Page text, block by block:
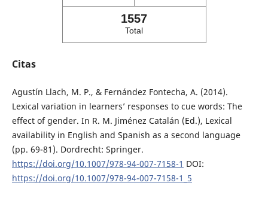
1557
Total
Citas
Agustín Llach, M. P., & Fernández Fontecha, A. (2014).
Lexical variation in learners’ responses to cue words: The
effect of gender. In R. M. Jiménez Catalán (Ed.), Lexical
availability in English and Spanish as a second language
(pp. 69-81). Dordrecht: Springer.
https://doi.org/10.1007/978-94-007-7158-1 DOI:
https://doi.org/10.1007/978-94-007-7158-1_5